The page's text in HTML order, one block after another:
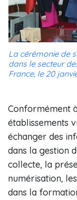
La cérémonie de
dans le secteur
France, le 20
Conformément
établissements
échanger des
dans la gestion
collecte, la
numérisation,
dans la